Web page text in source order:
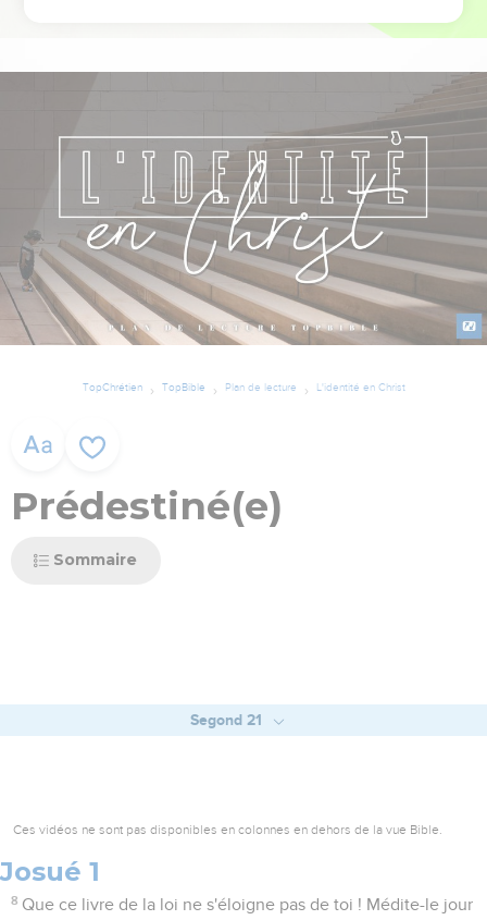
TopChrétien TopBible Plan de lecture L'identité en Christ
Prédestiné(e)
Sommaire
Segond 21
Ces vidéos ne sont pas disponibles en colonnes en dehors de la vue Bible.
Josué 1
8 Que ce livre de la loi ne s'éloigne pas de toi ! Médite-le jour